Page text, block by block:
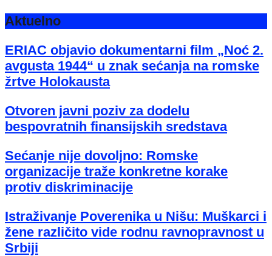
Aktuelno
ERIAC objavio dokumentarni film „Noć 2.
avgusta 1944“ u znak sećanja na romske
žrtve Holokausta
Otvoren javni poziv za dodelu
bespovratnih finansijskih sredstava
Sećanje nije dovoljno: Romske
organizacije traže konkretne korake
protiv diskriminacije
Istraživanje Poverenika u Nišu: Muškarci i
žene različito vide rodnu ravnopravnost u
Srbiji